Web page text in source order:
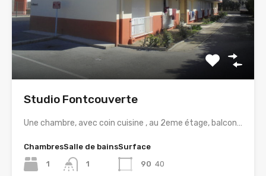
Studio Fontcouverte
Une chambre, avec coin cuisine , au 2eme étage, balcon…
Chambres
1
Salle de bains
1
Surface
90 40